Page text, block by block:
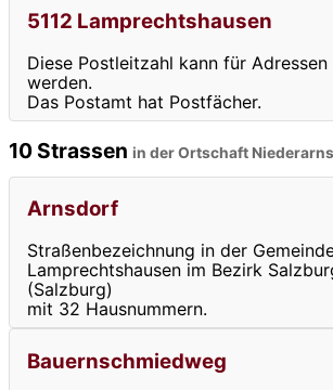
5112 Lamprechtshausen
Diese Postleitzahl kann für
werden.
Das Postamt hat Postfächer.
10 Strassen in der Ortschaft
Arnsdorf
Straßenbezeichnung in der
Lamprechtshausen im Bezirk
(Salzburg)
mit 32 Hausnummern.
Bauernschmiedweg